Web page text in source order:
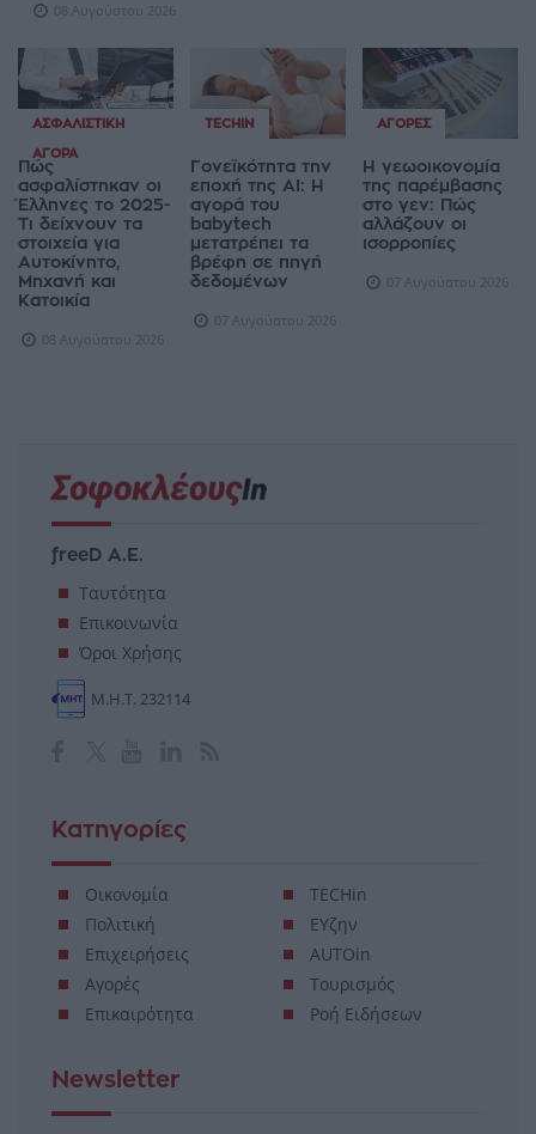
08 Αυγούστου 2026
ΑΣΦΑΛΙΣΤΙΚΉ
ΑΓΟΡΆ
Πώς
ασφαλίστηκαν οι
Έλληνες το 2025-
Τι δείχνουν τα
στοιχεία για
Αυτοκίνητο,
Μηχανή και
Κατοικία
08 Αυγούστου 2026
TECHIN
Γονεϊκότητα την
εποχή της AI: Η
αγορά του
babytech
μετατρέπει τα
βρέφη σε πηγή
δεδομένων
07 Αυγούστου 2026
ΑΓΟΡΈΣ
Η γεωοικονομία
της παρέμβασης
στο γεν: Πώς
αλλάζουν οι
ισορροπίες
07 Αυγούστου 2026